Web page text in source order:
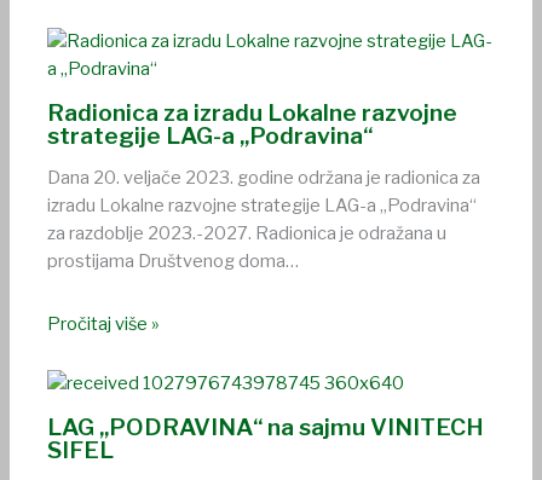
Radionica za izradu Lokalne razvojne
strategije LAG-a „Podravina“
Dana 20. veljače 2023. godine održana je radionica za
izradu Lokalne razvojne strategije LAG-a „Podravina“
za razdoblje 2023.-2027. Radionica je odražana u
prostijama Društvenog doma…
Pročitaj više »
LAG „PODRAVINA“ na sajmu VINITECH
SIFEL